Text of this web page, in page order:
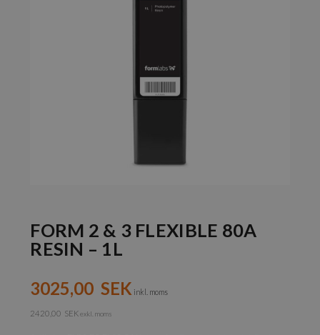
FORM 2 & 3 FLEXIBLE 80A
RESIN – 1L
3025,00 SEK inkl. moms
2420,00 SEK exkl. moms